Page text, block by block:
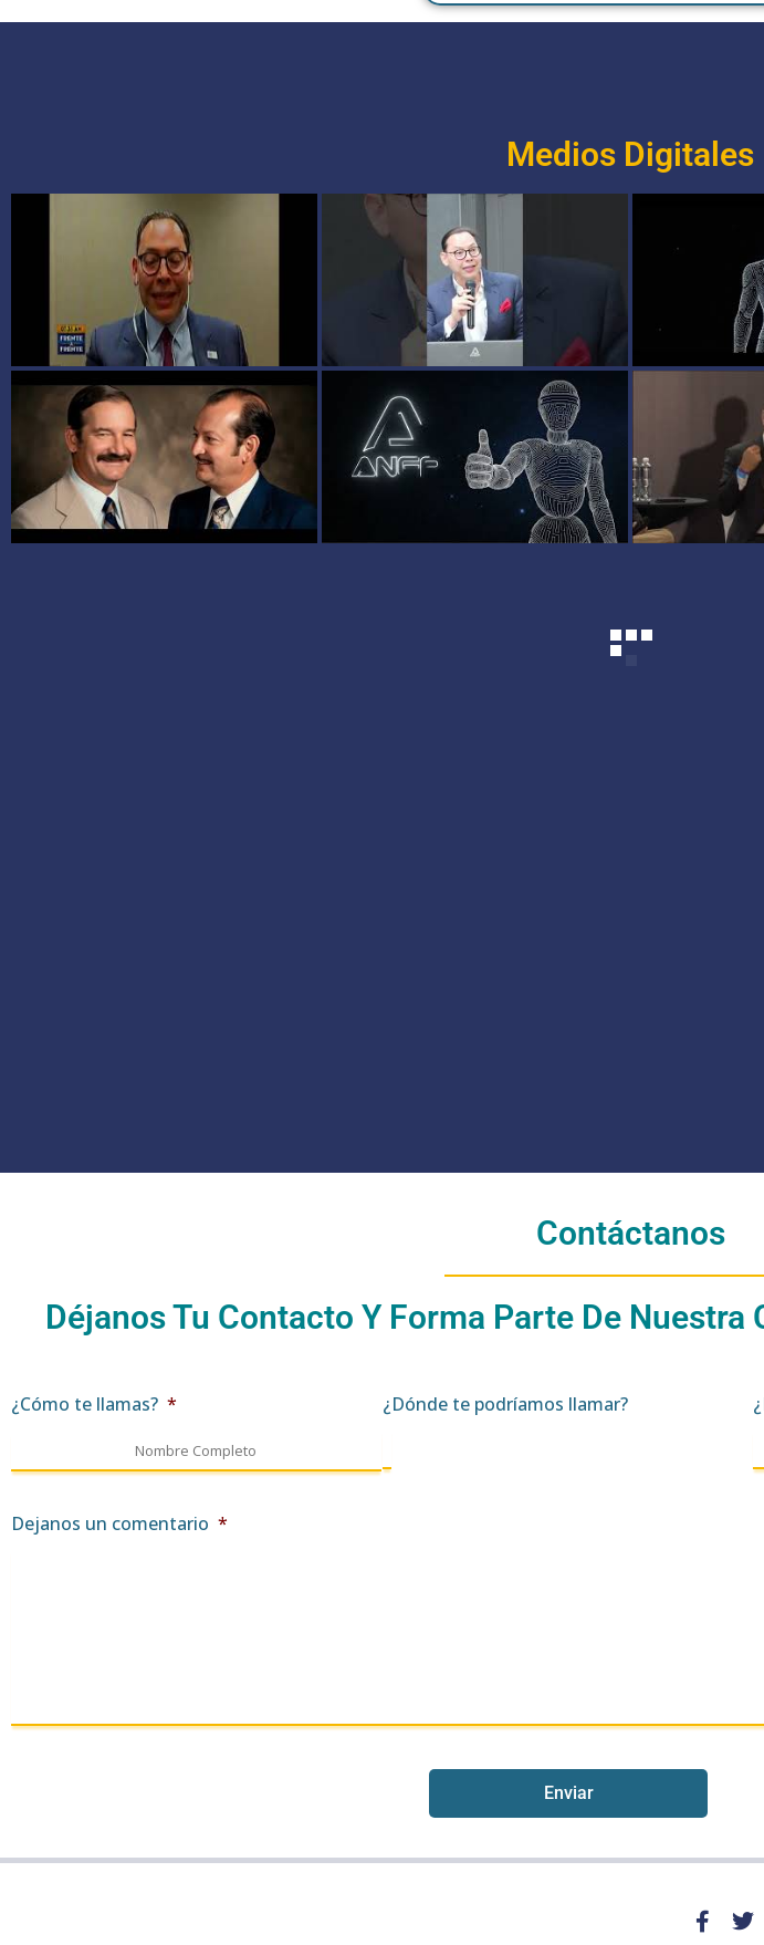
Medios Digitales
Contáctanos
Déjanos Tu Contacto Y Forma Parte De
¿Cómo te llamas? * ¿Dónde te podríamos llamar?
Dejanos un comentario *